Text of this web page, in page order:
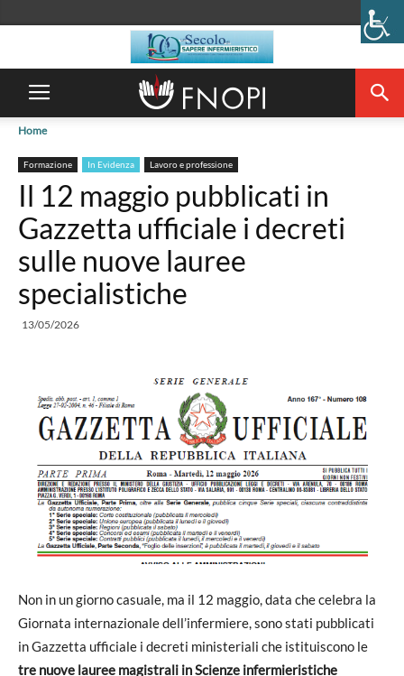
Home
Formazione In Evidenza Lavoro e professione
Il 12 maggio pubblicati in
Gazzetta ufficiale i decreti
sulle nuove lauree
specialistiche
13/05/2026
Non in un giorno casuale, ma il 12 maggio, data che celebra la
Giornata internazionale dell’infermiere, sono stati pubblicati
in Gazzetta ufficiale i decreti ministeriali che istituiscono le
tre nuove lauree magistrali in Scienze infermieristiche